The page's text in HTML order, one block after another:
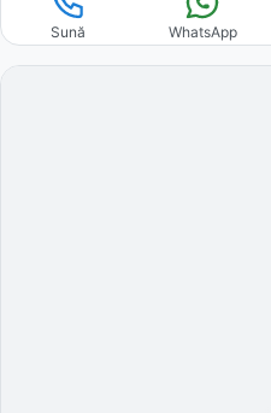
Sună WhatsApp